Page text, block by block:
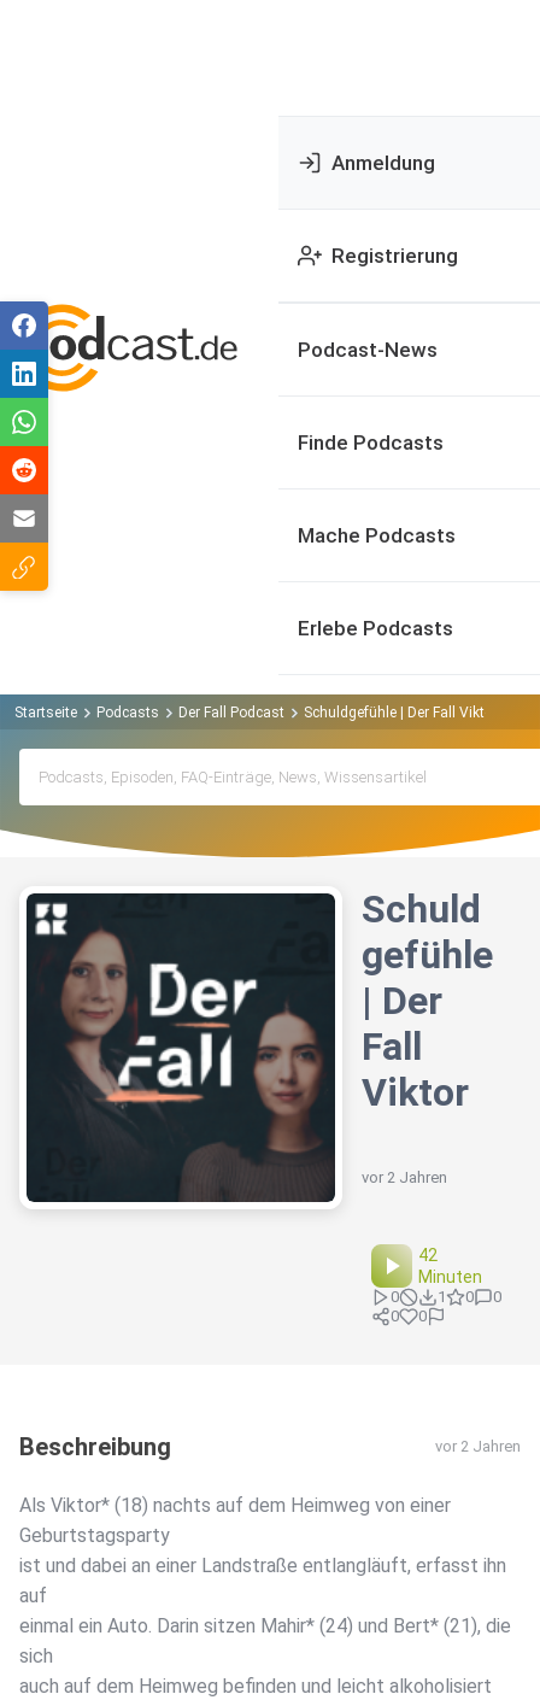
Anmeldung
Registrierung
Podcast-News
Finde Podcasts
Mache Podcasts
Erlebe Podcasts
Startseite Podcasts Der Fall Podcast Schuldgefühle | Der Fall Viktor
Schuld
gefühle
| Der
Fall
Viktor
vor 2 Jahren
42
Minuten
0 1 0
0
0
0
Beschreibung vor 2 Jahren
Als Viktor* (18) nachts auf dem Heimweg von einer
Geburtstagsparty
ist und dabei an einer Landstraße entlangläuft, erfasst ihn
auf
einmal ein Auto. Darin sitzen Mahir* (24) und Bert* (21), die
sich
auch auf dem Heimweg befinden und leicht alkoholisiert